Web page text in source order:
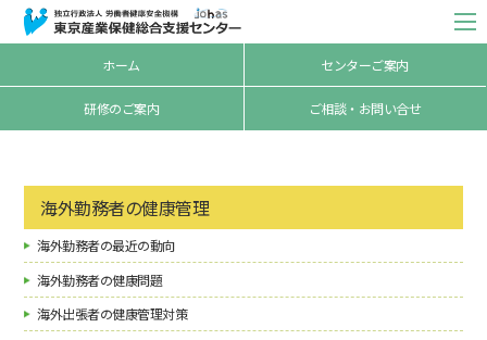
ホーム センターご案内
研修のご案内 ご相談・お問い合せ
海外勤務者の健康管理
海外勤務者の最近の動向
海外勤務者の健康問題
海外出張者の健康管理対策